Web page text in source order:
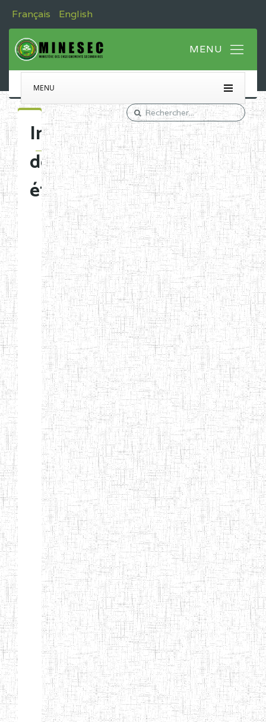
Français English
MENU
Immatriculation
des
établissements
Etablissements
d'enseignement
normal
ENI
Chercher:
Effacer les filtres
Denomination
Type
Nature
Arrondissement
Denomination Création Type
ENIEG LES
25/09/1995 ENIEG Privé